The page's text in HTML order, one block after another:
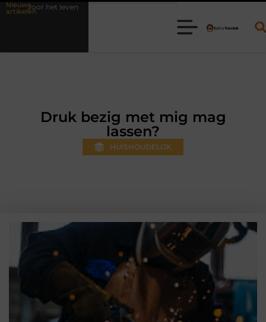
Nieuwe
artikelen
Waarom online vlees bestellen steeds gewoner wordt
Druk bezig met mig mag
lassen?
HUISHOUDELIJK